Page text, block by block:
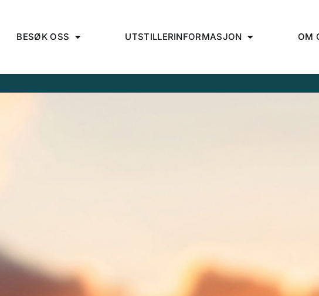
BESØK OSS UTSTILLERINFORMASJON OM